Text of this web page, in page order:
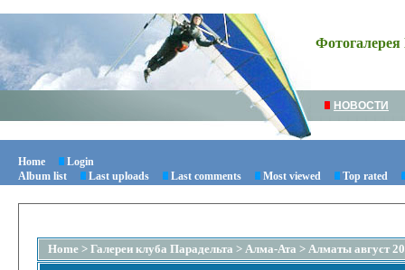
Фотогалерея
НОВОСТИ
Home
Login
Album list
Last uploads Last comments Most viewed Top rated
Home > Галереи клуба Парадельта > Алма-Ата > Алматы август